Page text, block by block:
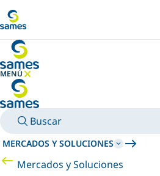
MENÚ
OCULTAR MENÚ
Buscar
MERCADOS Y SOLUCIONES
Mercados y Soluciones